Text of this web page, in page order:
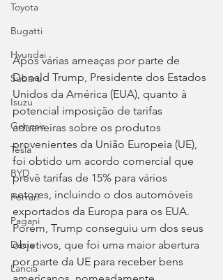
Toyota
Bugatti
Hyundai
Subaru
Isuzu
Genesis
Tesla
BYD
Ferrari
Pagani
Dacia
Lancia
Após várias ameaças por parte de
Donald Trump, Presidente dos Estados
Unidos da América (EUA), quanto à
potencial imposição de tarifas
aduaneiras sobre os produtos
provenientes da União Europeia (UE),
foi obtido um acordo comercial que
prevê tarifas de 15% para vários
setores, incluindo o dos automóveis
exportados da Europa para os EUA.
Porém, Trump conseguiu um dos seus
objetivos, que foi uma maior abertura
por parte da UE para receber bens